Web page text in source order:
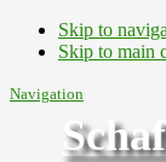
Skip to
Skip to main
Navigation